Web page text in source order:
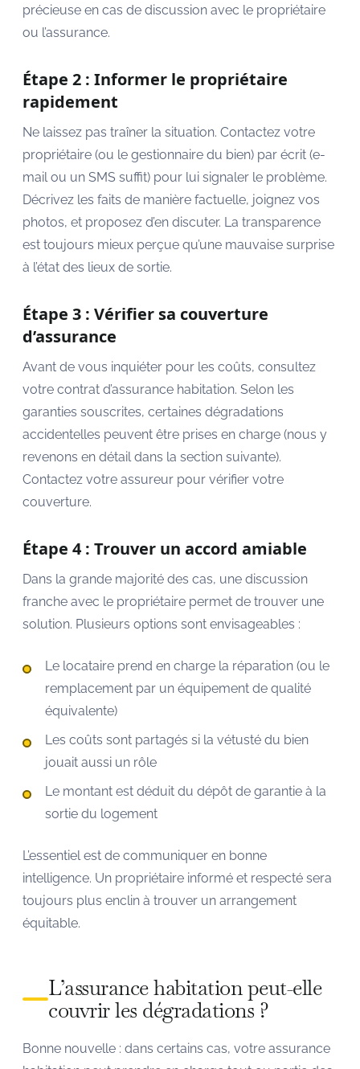
précieuse en cas de discussion avec le propriétaire
ou l’assurance.
Étape 2 : Informer le propriétaire
rapidement
Ne laissez pas traîner la situation. Contactez votre
propriétaire (ou le gestionnaire du bien) par écrit (e-
mail ou un SMS suffit) pour lui signaler le problème.
Décrivez les faits de manière factuelle, joignez vos
photos, et proposez d’en discuter. La transparence
est toujours mieux perçue qu’une mauvaise surprise
à l’état des lieux de sortie.
Étape 3 : Vérifier sa couverture
d’assurance
Avant de vous inquiéter pour les coûts, consultez
votre contrat d’assurance habitation. Selon les
garanties souscrites, certaines dégradations
accidentelles peuvent être prises en charge (nous y
revenons en détail dans la section suivante).
Contactez votre assureur pour vérifier votre
couverture.
Étape 4 : Trouver un accord amiable
Dans la grande majorité des cas, une discussion
franche avec le propriétaire permet de trouver une
solution. Plusieurs options sont envisageables :
Le locataire prend en charge la réparation (ou le
remplacement par un équipement de qualité
équivalente)
Les coûts sont partagés si la vétusté du bien
jouait aussi un rôle
Le montant est déduit du dépôt de garantie à la
sortie du logement
L’essentiel est de communiquer en bonne
intelligence. Un propriétaire informé et respecté sera
toujours plus enclin à trouver un arrangement
équitable.
L’assurance habitation peut-elle
couvrir les dégradations ?
Bonne nouvelle : dans certains cas, votre assurance